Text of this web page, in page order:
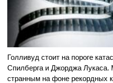
Голливуд стоит на пороге
Спилберга и Джорджа Лукаса.
странным на фоне рекордных